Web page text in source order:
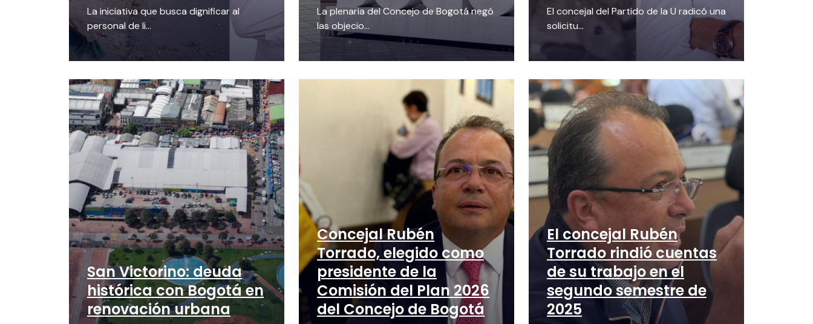
La iniciativa que busca dignificar al
personal de li...
La plenaria del Concejo de Bogotá negó
las objecio...
El concejal del Partido de la U radicó una
solicitu...
San Victorino: deuda
histórica con Bogotá en
renovación urbana
Concejal Rubén
Torrado, elegido como
presidente de la
Comisión del Plan 2026
del Concejo de Bogotá
El concejal Rubén
Torrado rindió cuentas
de su trabajo en el
segundo semestre de
2025